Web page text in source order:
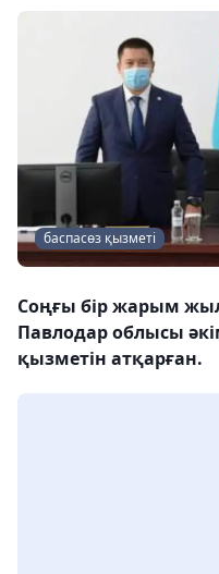
баспасөз қызметі
Соңғы бір жарым
Павлодар облысы
қызметін атқарған.